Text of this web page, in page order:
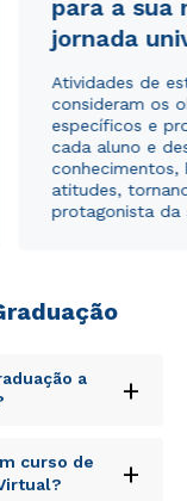
para a sua
jornada
Atividades de
consideram os
específicos e
cada aluno e
conhecimentos,
atitudes,
protagonista da
a
+
error sit
curso de
+